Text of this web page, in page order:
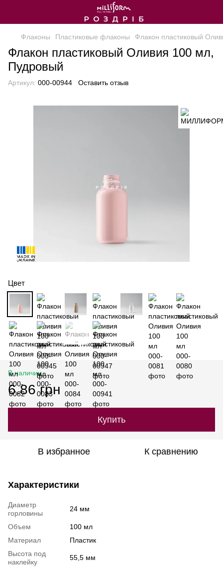
Флаконы Пластиковые флаконы Флакон пластиковый
Флакон пластиковый Оливия 100 мл,
Пудровый
Артикул: 000-00944 Оставить отзыв
Цвет
В наличии
6.86 грн
Купить
В избранное К сравнению
Характеристики
Диаметр
горловины
24 мм
Объем
100 мл
Материал
Пластик
Высота под
наклейку
55,5 мм